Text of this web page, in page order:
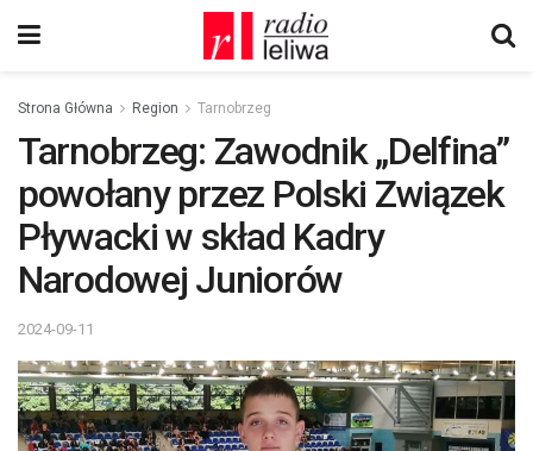
Strona Główna Region Tarnobrzeg
Tarnobrzeg: Zawodnik „Delfina”
powołany przez Polski Związek
Pływacki w skład Kadry
Narodowej Juniorów
2024-09-11